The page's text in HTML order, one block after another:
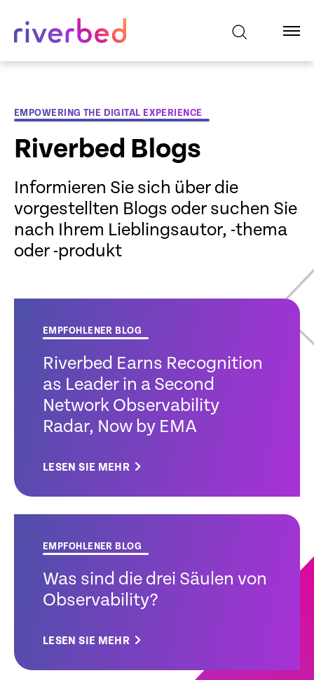
EMPOWERING THE DIGITAL EXPERIENCE
Riverbed Blogs
Informieren Sie sich über die
vorgestellten Blogs oder suchen Sie
nach Ihrem Lieblingsautor, -thema
oder -produkt
EMPFOHLENER BLOG
Riverbed Earns Recognition
as Leader in a Second
Network Observability
Radar, Now by EMA
LESEN SIE MEHR
EMPFOHLENER BLOG
Was sind die drei Säulen von
Observability?
LESEN SIE MEHR